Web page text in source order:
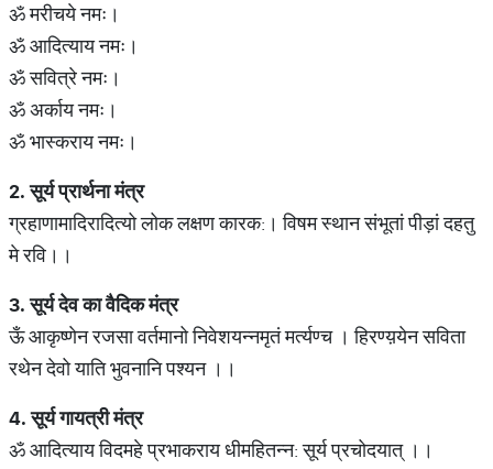
ॐ मरीचये नमः।
ॐ आदित्याय नमः।
ॐ सवित्रे नमः।
ॐ अर्काय नमः।
ॐ भास्कराय नमः।
2.सूर्यप्रार्थनामंत्र
ग्रहाणामादिरादित्यो लोक लक्षण कारक:। विषम स्थान संभूतां पीड़ां दहतु
मे रवि।।
3.सूर्यदेवकावैदिकमंत्र
ऊँ आकृष्णेन रजसा वर्तमानो निवेशयन्नमृतं मर्त्यण्च । हिरण्य़येन सविता
रथेन देवो याति भुवनानि पश्यन ।।
4.सूर्यगायत्रीमंत्र
ॐ आदित्याय विदमहे प्रभाकराय धीमहितन्न: सूर्य प्रचोदयात् ।।